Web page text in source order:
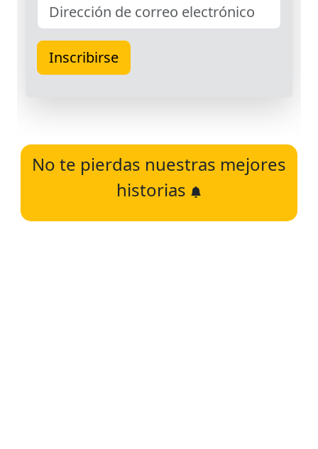
No te pierdas nuestras mejores
historias